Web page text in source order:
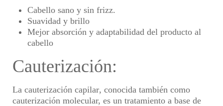
Cabello sano y sin frizz.
Suavidad y brillo
Mejor absorción y adaptabilidad del producto al
cabello
Cauterización:
La cauterización capilar, conocida también como
cauterización molecular, es un tratamiento a base de